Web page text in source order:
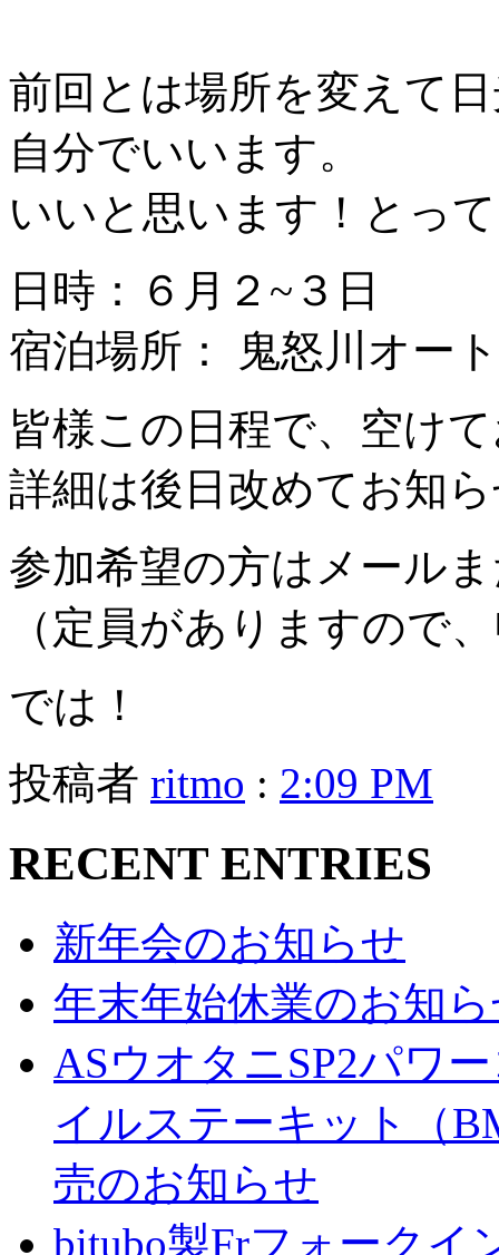
前回とは場所を変えて
自分でいいます。
いいと思います！とっ
日時：６月２~３日
宿泊場所： 鬼怒川オー
皆様この日程で、空け
詳細は後日改めてお知
参加希望の方はメール
（定員がありますので
では！
投稿者 ritmo : 2:09 PM
RECENT ENTRIES
新年会のお知らせ
年末年始休業のお知
ASウオタニSP2パワ
イルステーキット（
売のお知らせ
bitubo製Frフォークイ